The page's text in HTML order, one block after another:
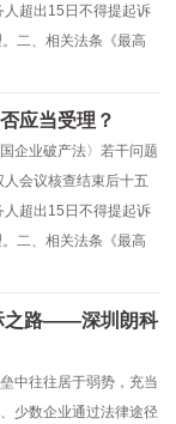
超出15日不得提起诉
二、相关法条《最高
应当受理？
企业破产法〉若干问题
会议核查结束后十五
超出15日不得提起诉
二、相关法条《最高
之路——深圳朗科
中往往居于弱势，充当
少数企业通过法律途径